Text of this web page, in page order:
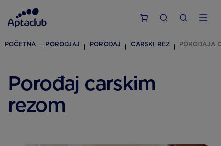
POČETNA PORODJAJ POROĐAJ CARSKI REZ POROĐAJA
Porođaj carskim
rezom